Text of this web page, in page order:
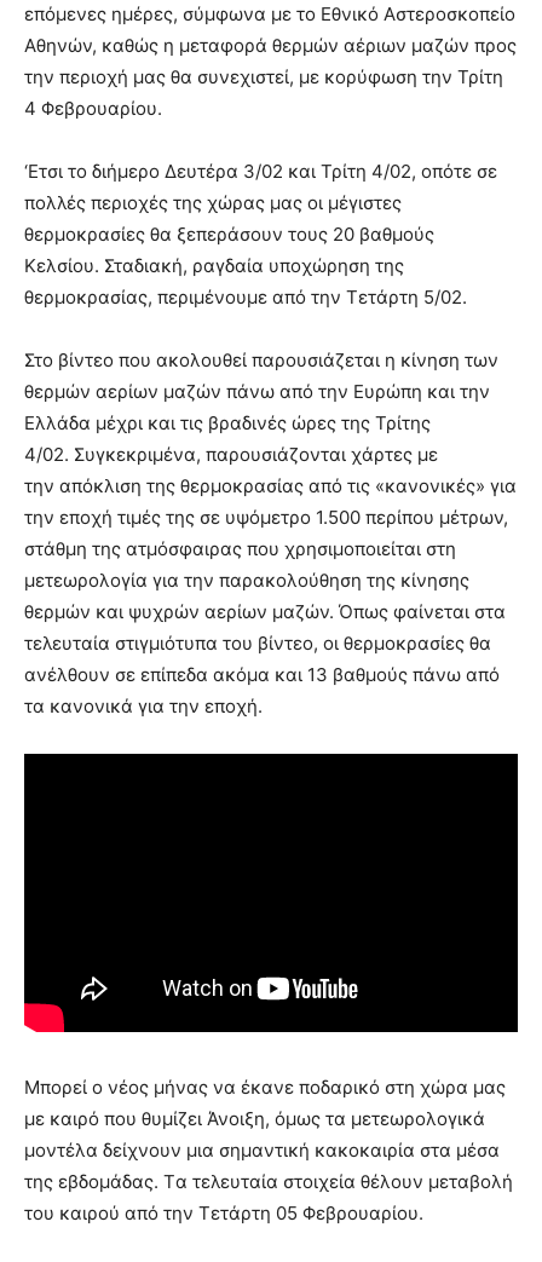
επόμενες ημέρες, σύμφωνα με το Εθνικό Αστεροσκοπείο
Αθηνών, καθώς η μεταφορά θερμών αέριων μαζών προς
την περιοχή μας θα συνεχιστεί, με κορύφωση την Τρίτη
4 Φεβρουαρίου.
‘Ετσι το διήμερο Δευτέρα 3/02 και Τρίτη 4/02, οπότε σε
πολλές περιοχές της χώρας μας οι μέγιστες
θερμοκρασίες θα ξεπεράσουν τους 20 βαθμούς
Κελσίου. Σταδιακή, ραγδαία υποχώρηση της
θερμοκρασίας, περιμένουμε από την Τετάρτη 5/02.
Στο βίντεο που ακολουθεί παρουσιάζεται η κίνηση των
θερμών αερίων μαζών πάνω από την Ευρώπη και την
Ελλάδα μέχρι και τις βραδινές ώρες της Τρίτης
4/02. Συγκεκριμένα, παρουσιάζονται χάρτες με
την απόκλιση της θερμοκρασίας από τις «κανονικές» για
την εποχή τιμές της σε υψόμετρο 1.500 περίπου μέτρων,
στάθμη της ατμόσφαιρας που χρησιμοποιείται στη
μετεωρολογία για την παρακολούθηση της κίνησης
θερμών και ψυχρών αερίων μαζών. Όπως φαίνεται στα
τελευταία στιγμιότυπα του βίντεο, οι θερμοκρασίες θα
ανέλθουν σε επίπεδα ακόμα και 13 βαθμούς πάνω από
τα κανονικά για την εποχή.
Μπορεί ο νέος μήνας να έκανε ποδαρικό στη χώρα μας
με καιρό που θυμίζει Άνοιξη, όμως τα μετεωρολογικά
μοντέλα δείχνουν μια σημαντική κακοκαιρία στα μέσα
της εβδομάδας. Tα τελευταία στοιχεία θέλουν μεταβολή
του καιρού από την Τετάρτη 05 Φεβρουαρίου.